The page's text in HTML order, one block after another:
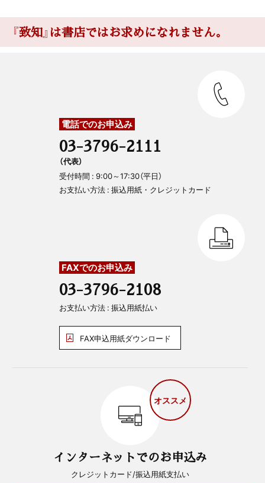
『致知』は書店ではお求めになれません。
電話でのお申込み
03-3796-2111
（代表）
受付時間 : 9:00～17:30（平日）
お支払い方法 : 振込用紙・クレジットカード
FAXでのお申込み
03-3796-2108
お支払い方法 : 振込用紙払い
FAX申込用紙ダウンロード
オススメ
インターネットでのお申込み
クレジットカード/振込用紙支払い